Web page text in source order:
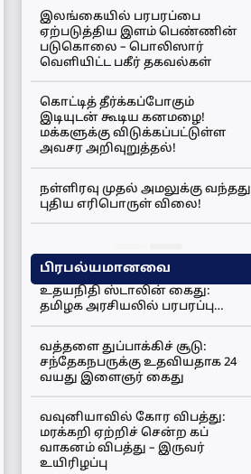
இலங்கையில் பரபரப்பை
ஏற்படுத்திய இளம் பெண்ணின்
படுகொலை – பொலிஸார்
வெளியிட்ட பகீர் தகவல்கள்
கொட்டித் தீர்க்கப்போகும்
இடியுடன் கூடிய கனமழை!
மக்களுக்கு விடுக்கப்பட்டுள்ள
அவசர அறிவுறுத்தல்!
நள்ளிரவு முதல் அமலுக்கு வந்தது
புதிய எரிபொருள் விலை!
பிரபல்யமானவை
உதயநிதி ஸ்டாலின் கைது:
தமிழக அரசியலில் பரபரப்பு…
வத்தளை துப்பாக்கிச் சூடு:
சந்தேகநபருக்கு உதவியதாக 24
வயது இளைஞர் கைது
வவுனியாவில் கோர விபத்து:
மரக்கறி ஏற்றிச் சென்ற கப்
வாகனம் விபத்து – இருவர்
உயிரிழப்பு